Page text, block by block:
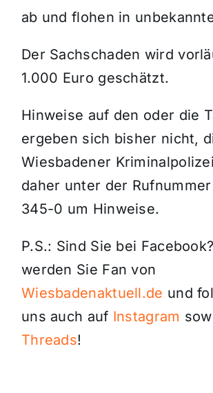
ab und flohen in
Der Sachschaden wird
1.000 Euro geschätzt.
Hinweise auf den oder die
ergeben sich bisher nicht,
Wiesbadener
daher unter der Rufnummer
345-0 um Hinweise.
P.S.: Sind Sie bei
werden Sie Fan von
Wiesbadenaktuell.de und
uns auch auf Instagram
Threads!